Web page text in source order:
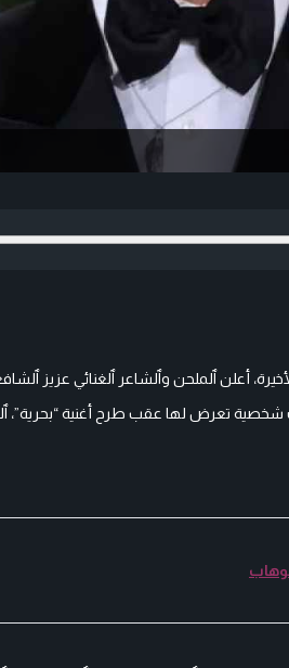
أعلن ٱلملحن وٱلشاعر ٱلغنائي عزيز
شخصية تعرض لها عقب طرح أغنية “بحرية”،